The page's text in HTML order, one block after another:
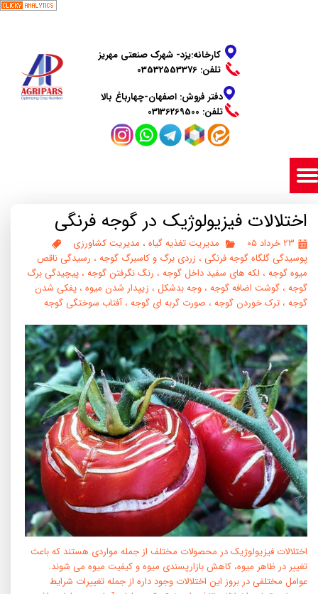
دفتر فروش: اصفهان-چهارباغ بالا
​​​​​​​تلفن: 03136269500
​​​​​​​کارخانه:یزد- شهرک صنعتی مهریز
تلفن: 03532553376
اختلالات فیزیولوژیک در گوجه فرنگی
۲۳ خرداد ۰۵ مدیریت تغذیه گیاه ، مدیریت کشاورزی
پوسیدگی گلگاه گوجه فرنگی ، زردی برگ و کاسبرگ گوجه ، رسیدگی ناقص
میوه گوجه ، لکه های سفید داخل گوجه ، رنگ نگرفتن گوجه ، پیچیدگی برگ
گوجه ، گوشت اضافه گوجه ، وجه بدشکل ، زیپدار شدن میوه ، پفکی شدن
گوجه ، ترک خوردن گوجه ، صورت گربه ای گوجه ،آفتاب سوختگی گوجه
اختلالات فیزیولوژیک در محصولات مختلف از جمله مواردی هستند که باعث
تغییر در ظاهر میوه، کاهش بازارپسندی میوه و کیفیت میوه می شوند.
عوامل مختلفی در بروز این اختلالات وجود داره از جمله تغییرات شرایط